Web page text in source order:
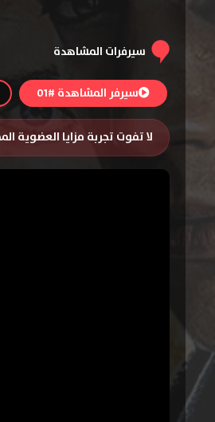
سيرفرات المشاهدة
سيرفر المشاهدة #01
لا تفوت تجربة مزايا العضوية